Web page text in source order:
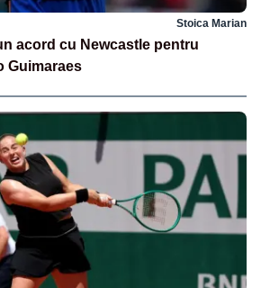
Stoica Marian
acord cu Newcastle pentru
Guimaraes